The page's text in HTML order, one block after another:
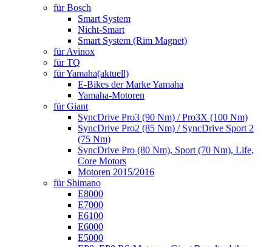
für Bosch
Smart System
Nicht-Smart
Smart System (Rim Magnet)
für Avinox
für TQ
für Yamaha(aktuell)
E-Bikes der Marke Yamaha
Yamaha-Motoren
für Giant
SyncDrive Pro3 (90 Nm) / Pro3X (100 Nm)
SyncDrive Pro2 (85 Nm) / SyncDrive Sport 2
(75 Nm)
SyncDrive Pro (80 Nm), Sport (70 Nm), Life,
Core Motors
Motoren 2015/2016
für Shimano
E8000
E7000
E6100
E6000
E5000